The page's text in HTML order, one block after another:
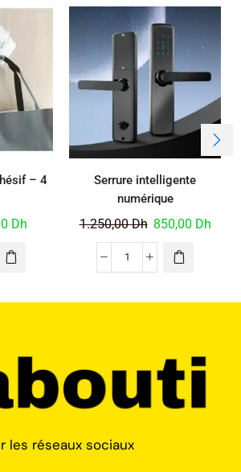
– 4
Dh
Serrure intelligente
numérique
1.250,00Dh 850,00 Dh
les réseaux sociaux